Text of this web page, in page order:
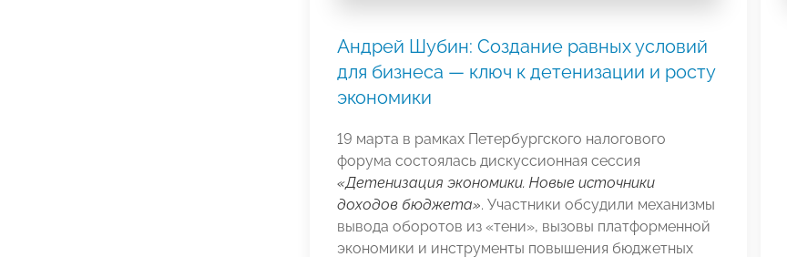
Андрей Шубин: Создание равных условий
для бизнеса — ключ к детенизации и росту
экономики
19 марта в рамках Петербургского налогового
форума состоялась дискуссионная сессия
«Детенизация экономики. Новые источники
доходов бюджета». Участники обсудили механизмы
вывода оборотов из «тени», вызовы платформенной
экономики и инструменты повышения бюджетных